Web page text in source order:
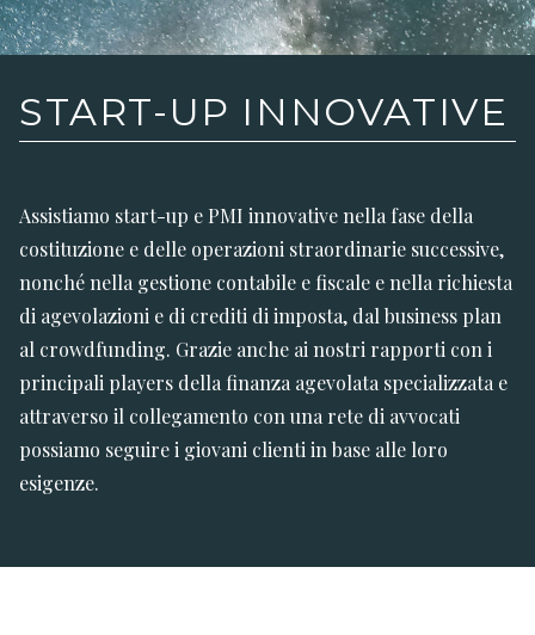
START-UP INNOVATIVE
Assistiamo start-up e PMI innovative nella fase della
costituzione e delle operazioni straordinarie successive,
nonché nella gestione contabile e fiscale e nella richiesta
di agevolazioni e di crediti di imposta, dal business plan
al crowdfunding. Grazie anche ai nostri rapporti con i
principali players della finanza agevolata specializzata e
attraverso il collegamento con una rete di avvocati
possiamo seguire i giovani clienti in base alle loro
esigenze.